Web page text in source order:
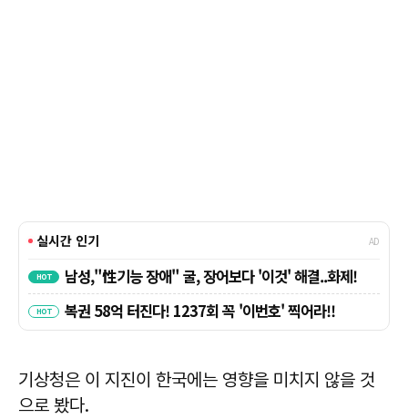
기상청은 이 지진이 한국에는 영향을 미치지 않을 것
으로 봤다.